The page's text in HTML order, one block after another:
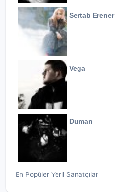
Sertab Erener
Vega
Duman
En Popüler Yerli Sanatçılar